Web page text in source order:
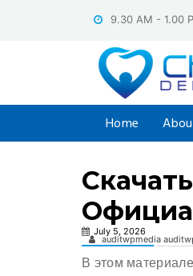
9.30 AM - 1.00
Home
July 5, 2026
auditwpmedia
В этом